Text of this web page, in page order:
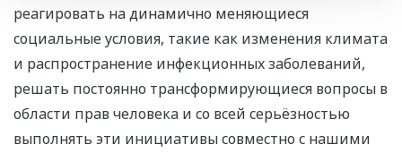
реагировать на динамично меняющиеся
социальные условия, такие как изменения климата
и распространение инфекционных заболеваний,
решать постоянно трансформирующиеся вопросы в
области прав человека и со всей серьёзностью
выполнять эти инициативы совместно с нашими